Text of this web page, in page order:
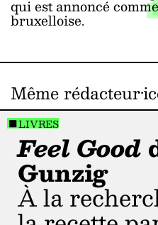
qui est annoncé
bruxelloise.
Même
LIVRES
Feel Good
Gunzig
À la recherche de